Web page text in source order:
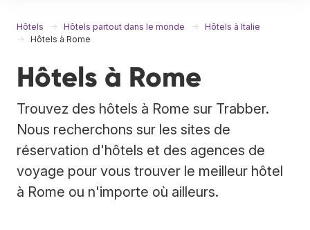
Hôtels Hôtels partout dans le monde
Hôtels à Italie
Hôtels à Rome
Hôtels à Rome
Trouvez des hôtels à Rome sur Trabber.
Nous recherchons sur les sites de
réservation d'hôtels et des agences de
voyage pour vous trouver le meilleur hôtel
à Rome ou n'importe où ailleurs.